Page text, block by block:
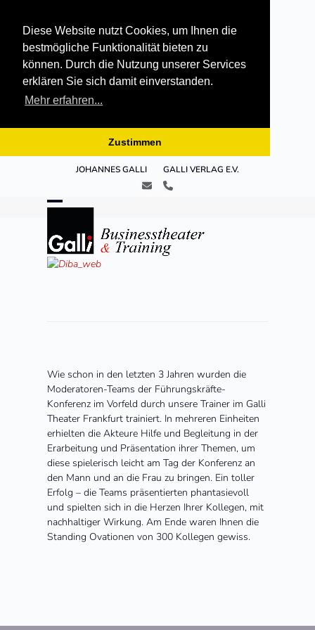
Diese Website nutzt Cookies, um Ihnen die
bestmögliche Funktionalität bieten zu
können. Durch die Nutzung unserer Services
erklären Sie sich damit einverstanden.
Mehr erfahren...
Zustimmen
JOHANNES GALLI GALLI VERLAG E.V.
E- Telefon
mobile
menu
mobile
menu
Wie schon in den letzten 3 Jahren wurden die
Moderatoren-Teams der Führungskräfte-
Konferenz im Vorfeld durch unsere Trainer im Galli
Theater Frankfurt trainiert. In mehreren Einheiten
erhielten die Akteure Hilfe und Begleitung in der
Erarbeitung und Präsentation ihrer Themen, um
diese spielerisch leicht am Tag der Konferenz an
den Mann und an die Frau zu bringen. Ein toller
Erfolg – die Teams präsentierten phantasievoll
und spielten sich in die Herzen Ihrer Kollegen, mit
nachhaltiger Wirkung. Am Ende waren Ihnen die
Standing Ovationen von 300 Kollegen gewiss.